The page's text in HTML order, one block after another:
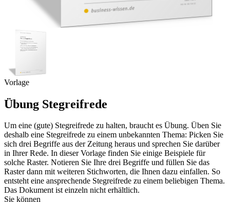
Vorlage
Übung Stegreifrede
Um eine (gute) Stegreifrede zu halten, braucht es Übung. Üben Sie
deshalb eine Stegreifrede zu einem unbekannten Thema: Picken Sie
sich drei Begriffe aus der Zeitung heraus und sprechen Sie darüber
in Ihrer Rede. In dieser Vorlage finden Sie einige Beispiele für
solche Raster. Notieren Sie Ihre drei Begriffe und füllen Sie das
Raster dann mit weiteren Stichworten, die Ihnen dazu einfallen. So
entsteht eine ansprechende Stegreifrede zu einem beliebigen Thema.
Das Dokument ist einzeln nicht erhältlich.
Sie können